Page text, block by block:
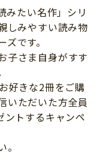
みたい名作」シリ
しみやすい読み物
です。
子さま自身がすす
好きな2冊をご購
いただいた方全員
ントするキャンペ